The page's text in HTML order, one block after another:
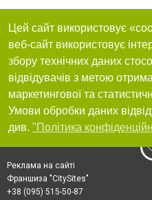
Цей сайт використовує
веб-сайт використовує
збору технічних даних
відвідувачів з метою
маркетингової та
Умови обробки даних
див. "Політика
Реклама на сайті
Франшиза "CitySites"
+38 (095) 515-50-87